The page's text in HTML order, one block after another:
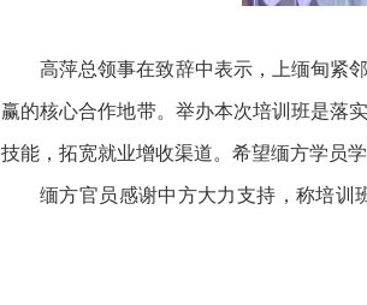
高萍总领事在致辞中表示，上缅甸紧
赢的核心合作地带。举办本次培训班是落
技能，拓宽就业增收渠道。希望缅方学员
缅方官员感谢中方大力支持，称培训